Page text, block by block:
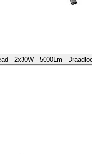
- 2x30W - 5000Lm -